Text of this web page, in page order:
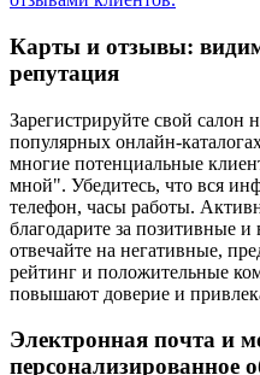
Карты и отзывы:
репутация
Зарегистрируйте свой салон
популярных онлайн-
многие потенциальные
мной". Убедитесь, что вся
телефон, часы работы.
благодарите за позитивные
отвечайте на негативные,
рейтинг и положительные
повышают доверие и
Электронная почта и
персонализированное